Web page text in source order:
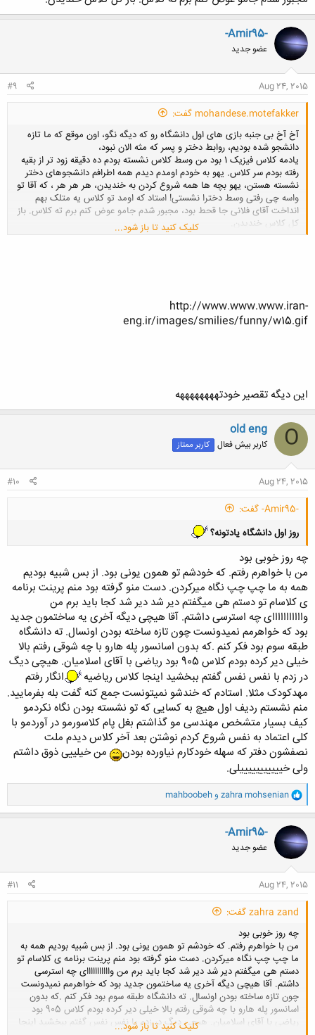
-Amir95-
عضو جدید
Aug 24, 2015
#9
mohandese.motefakker گفت:
آخ آخ بی جنبه بازی های اول دانشگاه رو که دیگه نگو، اون موقع که ما تازه
دانشجو شده بودیم، روابط دختر و پسر که مثه الان نبود،
یادمه کلاس فیزیک 1 بود من وسط کلاس نشسته بودم ده دقیقه زود تر از بقیه
رفته بودم سر کلاس. یهو به خودم اومدم دیدم همه اطرافم دانشجوهای دختر
نشسته هستن، یهو بچه ها همه شروع کردن به خندیدن، هر هر هر ، که آقا تو
واسه چی رفتی وسط دخترا نشستی! استاد که اومد تو کلاس یه متلک بهم
انداخت آقای فلانی جا قحط بود، مجبور شدم جامو عوض کنم برم ته کلاس. باز
کل کلاس خندیدن.
کلیک کنید تا باز شود...
http://www.www.www.iran-
eng.ir/images/smilies/funny/w15.gif
این دیگه تقصیر خودتههههههههه
O
old eng
کاربر بیش فعال کاربر ممتاز
Aug 24, 2015
#10
-Amir95- گفت:
روز اول دانشگاه یادتونه؟
چه روز خوبی بود
من با خواهرم رفتم. که خودشم تو همون یونی بود. از بس شبیه بودیم
همه به ما چپ چپ نگاه میرکردن. دست منو گرفته بود منم پرینت برنامه
ی کلاسام تو دستم هی میگفتم دیر شد دیر شد کجا باید برم من
وااااااااااای چه استرسی داشتم. آقا هیچی دیگه آخری یه ساختمون جدید
بود که خواهرمم نمیدونست چون تازه ساخته بودن اونسال. ته دانشگاه
طبقه سوم بود فکر کنم .که بدون اسانسور پله هارو با چه شوقی رفتم بالا
خیلی دیر کرده بودم کلاس 905 بود ریاضی با آقای اسلامیان. هیچی دیگ
در زدم با نفس نفس گفتم ببخشید اینجا کلاس ریاضیه
انگار رفتم
مهدکودک مثلا. استادم که خندشو نمیتونست جمع کنه گفت بله بفرمایید.
منم نشستم ردیف اول هیچ به کسایی که تو نشسته بودن نگاه نکردمو
کیف بسیار متشخص مهندسی مو گذاشتم بغل پام کلاسورمو در آوردمو با
کلی اعتماد به نفس شروع کردم نوشتن بعد آخر کلاس دیدم ملت
نصفشون دفتر که سهله خودکارم نیاورده بودن
من خیلییی ذوق داشتم
ولی خیییییییییییلی.
و
ا
ک
ن
ش
ه
ا
zahra mohsenian وmahboobeh
-Amir95-
عضو جدید
Aug 24, 2015
#11
zahra zand گفت:
چه روز خوبی بود
من با خواهرم رفتم. که خودشم تو همون یونی بود. از بس شبیه بودیم همه به
ما چپ چپ نگاه میرکردن. دست منو گرفته بود منم پرینت برنامه ی کلاسام تو
دستم هی میگفتم دیر شد دیر شد کجا باید برم من وااااااااااای چه استرسی
داشتم. آقا هیچی دیگه آخری یه ساختمون جدید بود که خواهرمم نمیدونست
چون تازه ساخته بودن اونسال. ته دانشگاه طبقه سوم بود فکر کنم .که بدون
اسانسور پله هارو با چه شوقی رفتم بالا خیلی دیر کرده بودم کلاس 905 بود
ریاضی با آقای اسلامیان. هیچی دیگ در زدم با نفس نفس گفتم ببخشید اینجا
کلیک کنید تا باز شود...